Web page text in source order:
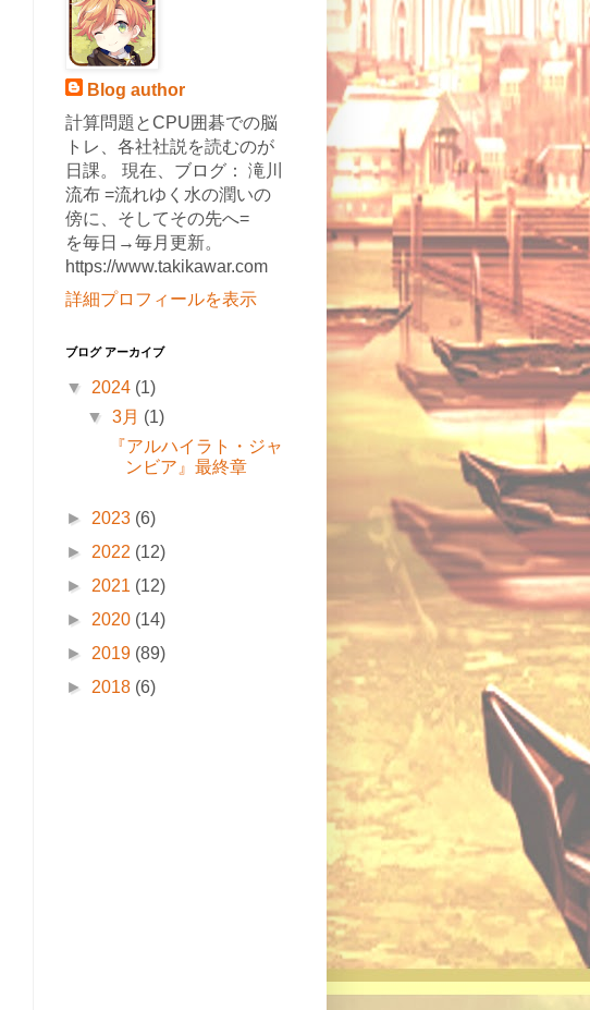
Blog author
計算問題とCPU囲碁での脳
トレ、各社社説を読むのが
日課。 現在、ブログ： 滝川
流布 =流れゆく水の潤いの
傍に、そしてその先へ=
を毎日→毎月更新。
https://www.takikawar.com
詳細プロフィールを表示
ブログ アーカイブ
▼ 2024 (1)
▼3月 (1)
『アルハイラト・ジャ
ンビア』最終章
► 2023 (6)
► 2022 (12)
► 2021 (12)
► 2020 (14)
► 2019 (89)
► 2018 (6)